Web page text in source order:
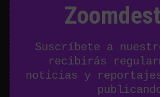
Suscríbete a
recibirás
noticias y reportajes